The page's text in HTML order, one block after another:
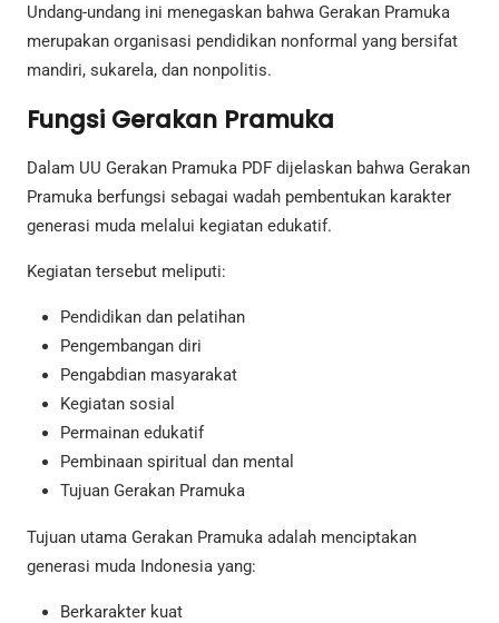
Undang-undang ini menegaskan bahwa Gerakan Pramuka
merupakan organisasi pendidikan nonformal yang bersifat
mandiri, sukarela, dan nonpolitis.
Fungsi Gerakan Pramuka
Dalam UU Gerakan Pramuka PDF dijelaskan bahwa Gerakan
Pramuka berfungsi sebagai wadah pembentukan karakter
generasi muda melalui kegiatan edukatif.
Kegiatan tersebut meliputi:
Pendidikan dan pelatihan
Pengembangan diri
Pengabdian masyarakat
Kegiatan sosial
Permainan edukatif
Pembinaan spiritual dan mental
Tujuan Gerakan Pramuka
Tujuan utama Gerakan Pramuka adalah menciptakan
generasi muda Indonesia yang:
Berkarakter kuat